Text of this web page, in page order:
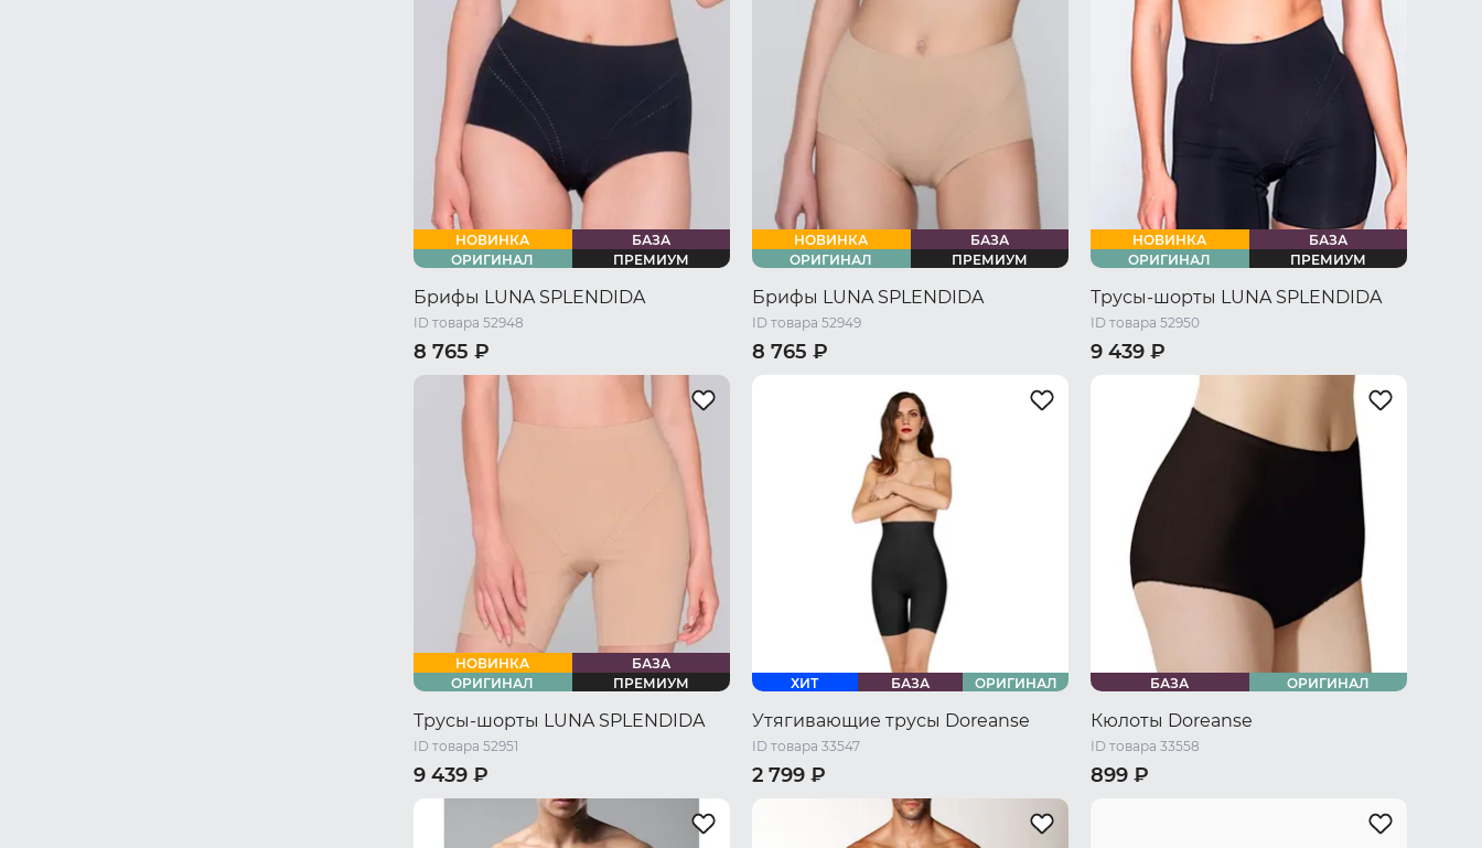
НОВИНКА
БАЗА
ОРИГИНАЛ
ПРЕМИУМ
Брифы LUNA SPLENDIDA
ID товара 52948
8 765 ₽
44 RU / S 46 RU / M
48 RU / L
50 RU / XL
54 RU / XXXL
НОВИНКА
БАЗА
ОРИГИНАЛ
ПРЕМИУМ
Брифы LUNA SPLENDIDA
ID товара 52949
8 765 ₽
46 RU / M
52 RU / XXL 54 RU / XXXL
НОВИНКА
БАЗА
ОРИГИНАЛ
ПРЕМИУМ
Трусы-шорты LUNA SPLENDIDA
ID товара 52950
9 439 ₽
46 RU / M
52 RU / XXL 54 RU / XXXL
НОВИНКА
БАЗА
ОРИГИНАЛ
ПРЕМИУМ
Трусы-шорты LUNA SPLENDIDA
ID товара 52951
9 439 ₽
46 RU / M
52 RU / XXL 54 RU / XXXL
ХИТ БАЗА ОРИГИНАЛ
Утягивающие трусы Doreanse
ID товара 33547
2 799 ₽
42 RU / S
50 RU / XL
52 RU / XXL
БАЗА ОРИГИНАЛ
Кюлоты Doreanse
ID товара 33558
899 ₽
54 RU / XXXL